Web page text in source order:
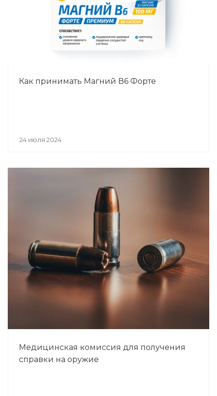
Как принимать Магний В6 Форте
24 июля 2024
Медицинская комиссия для получения
справки на оружие